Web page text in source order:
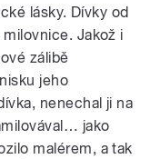
lásky. Dívky od
Jakož i
zálibě
jeho
nenechal ji na
jako
malérem, a tak